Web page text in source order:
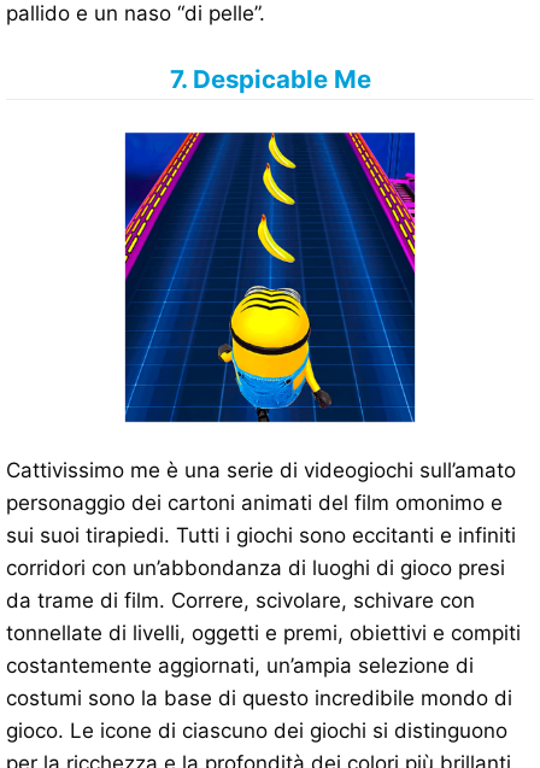
pallido e un naso “di pelle”.
7. Despicable Me
Cattivissimo me è una serie di videogiochi sull’amato
personaggio dei cartoni animati del film omonimo e
sui suoi tirapiedi. Tutti i giochi sono eccitanti e infiniti
corridori con un’abbondanza di luoghi di gioco presi
da trame di film. Correre, scivolare, schivare con
tonnellate di livelli, oggetti e premi, obiettivi e compiti
costantemente aggiornati, un’ampia selezione di
costumi sono la base di questo incredibile mondo di
gioco. Le icone di ciascuno dei giochi si distinguono